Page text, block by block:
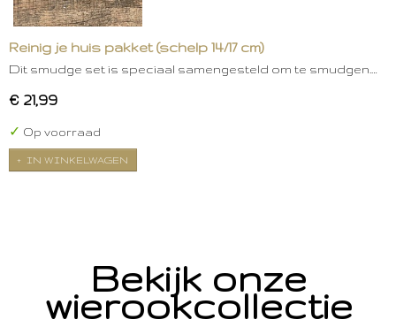
Reinig je huis pakket (schelp 14/17 cm)
Dit smudge set is speciaal samengesteld om te smudgen.…
€ 21,99
✓ Op voorraad
IN WINKELWAGEN
Bekijk onze
wierookcollectie